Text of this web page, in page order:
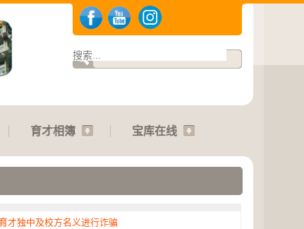
育才相簿 宝库在线
才独中及校方名义进行诈骗